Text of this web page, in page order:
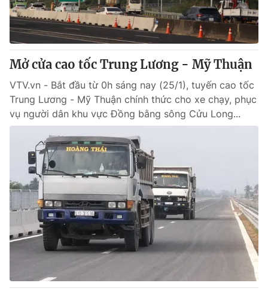
Mở cửa cao tốc Trung Lương - Mỹ Thuận
VTV.vn - Bắt đầu từ 0h sáng nay (25/1), tuyến cao tốc
Trung Lương - Mỹ Thuận chính thức cho xe chạy, phục
vụ người dân khu vực Đồng bằng sông Cửu Long...